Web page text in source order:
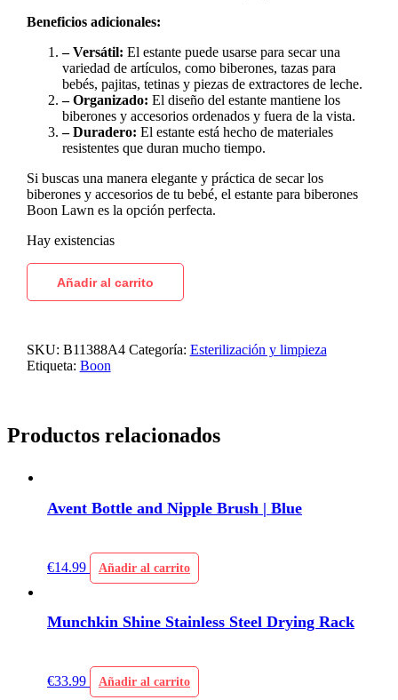
Beneficios adicionales:
– Versátil: El estante puede usarse para secar una
variedad de artículos, como biberones, tazas para
bebés, pajitas, tetinas y piezas de extractores de leche.
– Organizado: El diseño del estante mantiene los
biberones y accesorios ordenados y fuera de la vista.
– Duradero: El estante está hecho de materiales
resistentes que duran mucho tiempo.
Si buscas una manera elegante y práctica de secar los
biberones y accesorios de tu bebé, el estante para biberones
Boon Lawn es la opción perfecta.
Hay existencias
Añadir al carrito
SKU: B11388A4 Categoría: Esterilización y limpieza
Etiqueta: Boon
Productos relacionados
Avent Bottle and Nipple Brush | Blue
€14.99 Añadir al carrito
Munchkin Shine Stainless Steel Drying Rack
€33.99 Añadir al carrito